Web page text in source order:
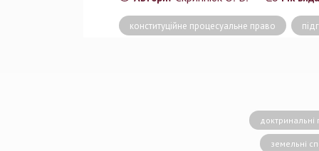
конституційне процесуальне право
доктринальні
земельні